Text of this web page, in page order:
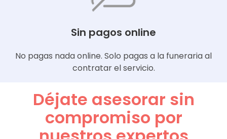
Sin pagos online
No pagas nada online. Solo pagas a la funeraria al
contratar el servicio.
Déjate asesorar sin
compromiso por